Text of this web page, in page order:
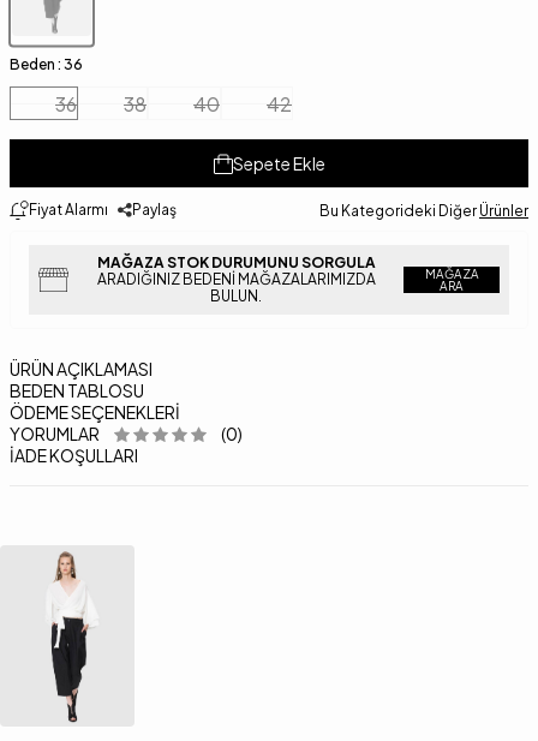
Beden : 36
36 38 40 42
Sepete Ekle
Fiyat Alarmı Paylaş Bu Kategorideki Diğer Ürünler
MAĞAZA STOK DURUMUNU SORGULA
ARADIĞINIZ BEDENI MAĞAZALARIMIZDA
BULUN.
MAĞAZA
ARA
ÜRÜN AÇIKLAMASI
BEDEN TABLOSU
ÖDEME SEÇENEKLERI
YORUMLAR
(0)
İADE KOŞULLARI